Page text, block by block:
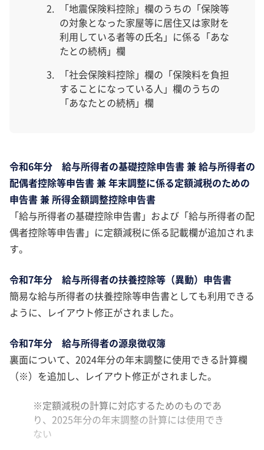
「地震保険料控除」欄のうちの「保険等
の対象となった家屋等に居住又は家財を
利用している者等の氏名」に係る「あな
たとの続柄」欄
「社会保険料控除」欄の「保険料を負担
することになっている人」欄のうちの
「あなたとの続柄」欄
令和6年分 給与所得者の基礎控除申告書 兼 給与所得者の
配偶者控除等申告書 兼 年末調整に係る定額減税のための
申告書 兼 所得金額調整控除申告書
「給与所得者の基礎控除申告書」および「給与所得者の配
偶者控除等申告書」に定額減税に係る記載欄が追加されま
す。
令和7年分 給与所得者の扶養控除等（異動）申告書
簡易な給与所得者の扶養控除等申告書としても利用できる
ように、レイアウト修正がされました。
令和7年分 給与所得者の源泉徴収簿
裏面について、2024年分の年末調整に使用できる計算欄
（※）を追加し、レイアウト修正がされました。
※定額減税の計算に対応するためのものであ
り、2025年分の年末調整の計算には使用でき
ない